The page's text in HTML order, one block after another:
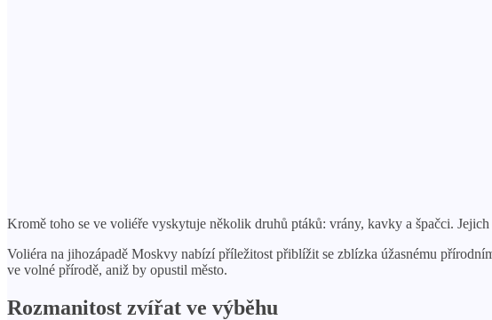
Kromě toho se ve voliéře vyskytuje několik druhů ptáků: vrány, kavky a špačci.
Voliéra na jihozápadě Moskvy nabízí příležitost přiblížit se zblízka úžasnému
ve volné přírodě, aniž by opustil město.
Rozmanitost zvířat ve výběhu